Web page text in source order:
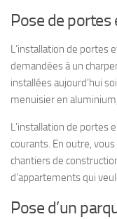
Pose de
L’installation de portes
demandées à un
installées aujourd’hui
menuisier en
L’installation de portes
courants. En outre,
chantiers de
d’appartements qui
Pose d’un